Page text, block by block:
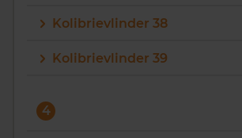
Kolibrievlinder 38
Kolibrievlinder 39
4